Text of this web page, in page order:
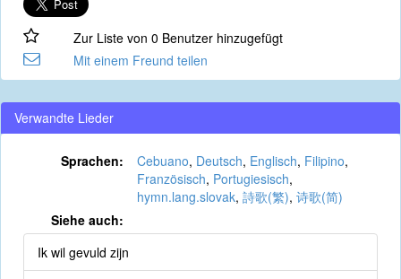
Zur Liste von 0 Benutzer hinzugefügt
Mit einem Freund teilen
Verwandte Lieder
Sprachen: Cebuano, Deutsch, Englisch, Filipino,
Französisch, Portugiesisch,
hymn.lang.slovak, 詩歌(繁), 诗歌(简)
Siehe auch:
Ik wil gevuld zijn